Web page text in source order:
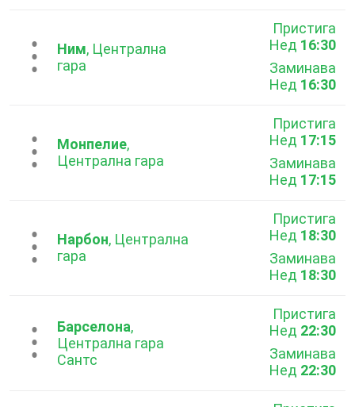
...
Ним, Централна
гара
Пристига
Нед 16:30
Заминава
Нед 16:30
...Монпелие,
Централна гара
Пристига
Нед 17:15
Заминава
Нед 17:15
...Нарбон, Централна
гара
Пристига
Нед 18:30
Заминава
Нед 18:30
...Барселона,
Централна гара
Сантс
Пристига
Нед 22:30
Заминава
Нед 22:30